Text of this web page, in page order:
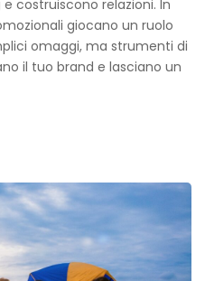
costruiscono relazioni. In
giocano un ruolo
omaggi, ma strumenti di
il tuo brand e lasciano un